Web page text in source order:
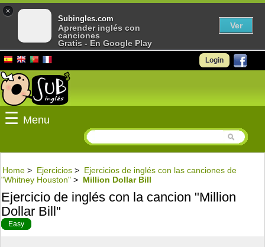
Login
☰ Menu
Home > Ejercicios > Ejercicios de inglés con las canciones de
"Whitney Houston" > Million Dollar Bill
Ejercicio de inglés con la cancion "Million
Dollar Bill"
Easy
×
Subingles.com
Aprender inglés con
canciones
Gratis - En Google Play
Ver